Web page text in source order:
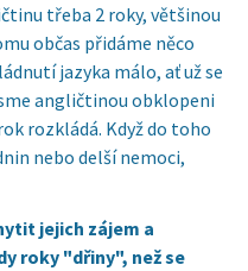
třeba 2 roky, většinou
občas přidáme něco
jazyka málo, ať už se
angličtinou obklopeni
rozkládá. Když do toho
nebo delší nemoci,
jejich zájem a
roky "dřiny", než se